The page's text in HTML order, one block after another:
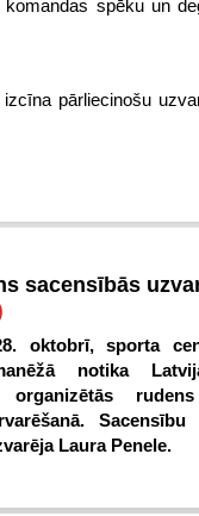
spēku un
pārliecinošu
sacensībās
oktobrī, sporta
notika
organizētās
Sacensību
Laura Penele.